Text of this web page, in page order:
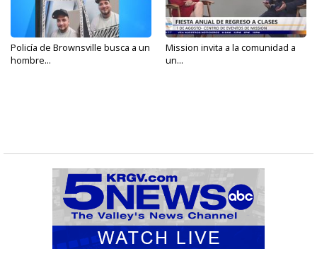
Policía de Brownsville busca a un
hombre...
Mission invita a la comunidad a
un...